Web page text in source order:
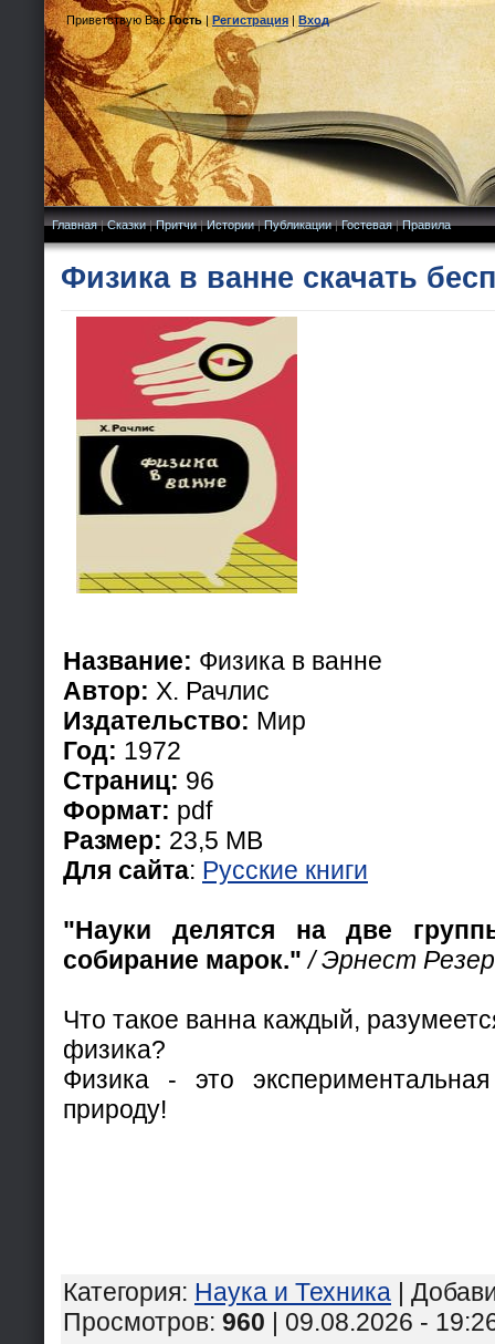
Приветствую Вас Гость|Регистрация|Вход
Главная|Сказки|Притчи|Истории|Публикации|Гостевая|Правила
Физика в ванне скачать
Название: Физика в ванне
Автор: Х. Рачлис
Издательство: Мир
Год: 1972
Страниц: 96
Формат: pdf
Размер: 23,5 MB
Для сайта: Русские книги
"Науки делятся на две
собирание марок." / Эрнест
Что такое ванна каждый,
физика?
Физика - это
природу!
Категория: Наука и Техника |
Просмотров: 960 | 09.08.2026 -